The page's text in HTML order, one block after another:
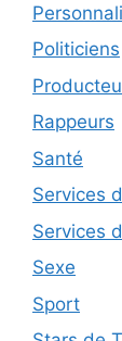
Politiciens
Rappeurs
Santé
Services
Services
Sexe
Sport